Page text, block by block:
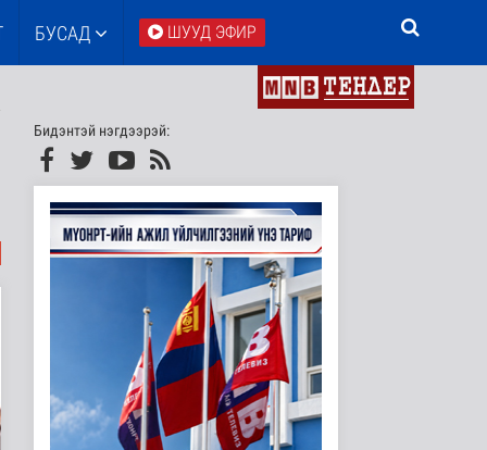
БУСАД ШУУД ЭФИР
Бидэнтэй нэгдээрэй: